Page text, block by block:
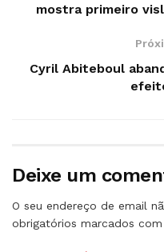
mostra primeiro
Cyril Abiteboul
Deixe um
O seu endereço de email
obrigatórios marcados com